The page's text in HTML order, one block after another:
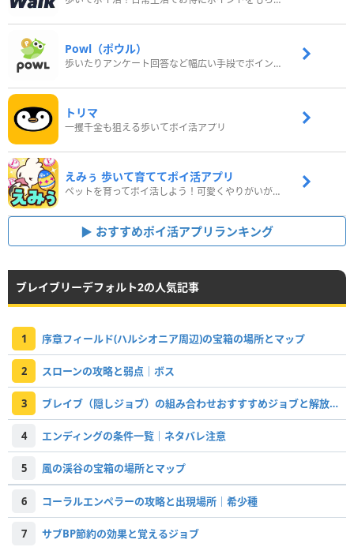
Powl（ポウル）
歩いたりアンケート回答など幅広い手段でポイントをゲット
トリマ
一攫千金も狙える歩いてポイ活アプリ
えみぅ 歩いて育ててポイ活アプリ
ペットを育ってポイ活しよう！可愛くやりがいがある新感覚アプリ
おすすめポイ活アプリランキング
ブレイブリーデフォルト2の人気記事
1 序章フィールド(ハルシオニア周辺)の宝箱の場所とマップ
2 スローンの攻略と弱点｜ボス
3 ブレイブ（隠しジョブ）の組み合わせおすすすめジョブと解放条件
4 エンディングの条件一覧｜ネタバレ注意
5 風の渓谷の宝箱の場所とマップ
6 コーラルエンペラーの攻略と出現場所｜希少種
7 サブBP節約の効果と覚えるジョブ